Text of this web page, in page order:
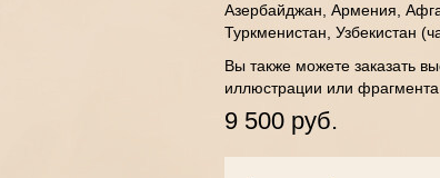
Азербайджан, Армения,
Туркменистан, Узбекистан
Вы также можете заказать
иллюстрации или фрагмента.
9 500 руб.